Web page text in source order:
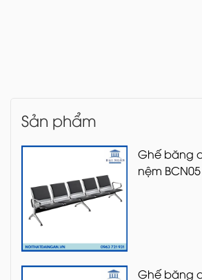
Sản phẩm
Ghế băng
nệm BCN05
Ghế băng